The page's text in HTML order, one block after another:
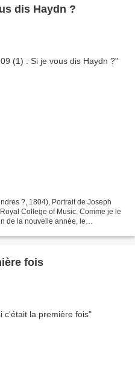
dis Haydn ?
?, 1804), Portrait de Joseph
College of Music. Comme je le
de la nouvelle année, le
fois